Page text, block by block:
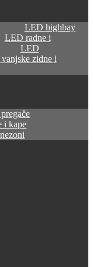
LED highbay
LED radne i
LED
zidne i
i kape